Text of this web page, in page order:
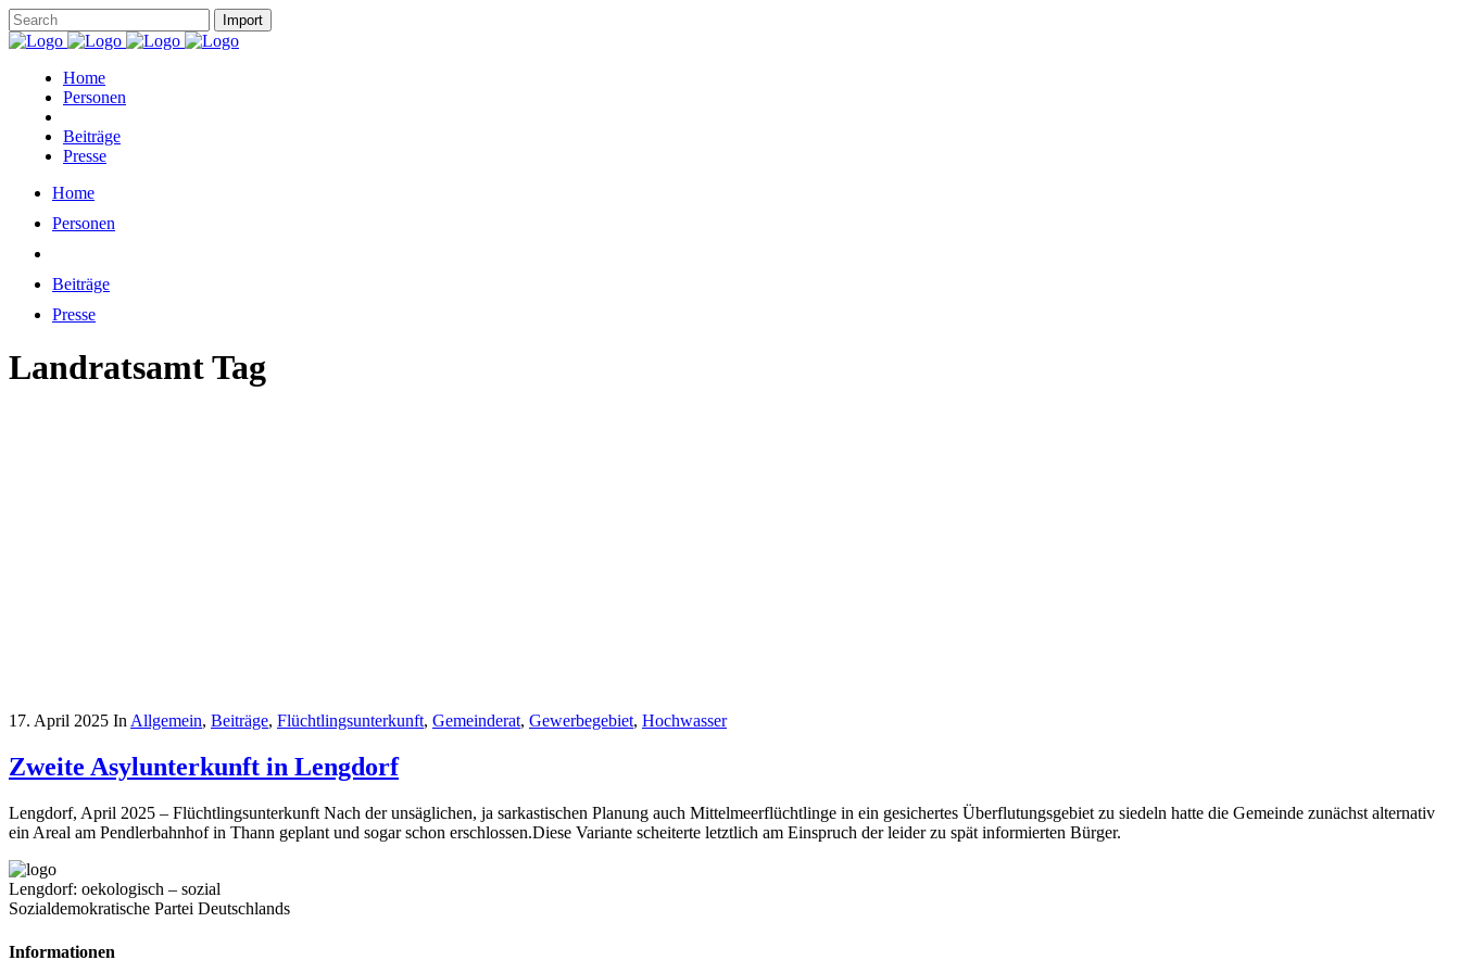
Home
Personen
Beiträge
Presse
Home
Personen
Beiträge
Presse
Landratsamt Tag
17. April 2025 InAllgemein, Beiträge, Flüchtlingsunterkunft, Gemeinderat, Gewerbegebiet, Hochwasser
Zweite Asylunterkunft in Lengdorf
Lengdorf, April 2025 – Flüchtlingsunterkunft Nach der unsäglichen, ja sarkastischen Planung auch Mittelmeerflüchtlinge in ein gesichertes Überflutungsgebiet zu siedeln hatte die Gemeinde zunächst alternativ
ein Areal am Pendlerbahnhof in Thann geplant und sogar schon erschlossen.Diese Variante scheiterte letztlich am Einspruch der leider zu spät informierten Bürger.
Lengdorf: oekologisch – sozial
Sozialdemokratische Partei Deutschlands
Informationen